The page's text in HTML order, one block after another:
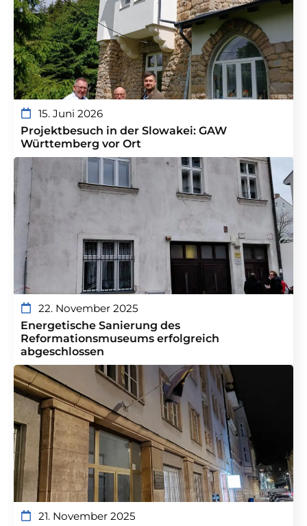
15. Juni 2026
Projektbesuch in der Slowakei: GAW
Württemberg vor Ort
22. November 2025
Energetische Sanierung des
Reformationsmuseums erfolgreich
abgeschlossen
21. November 2025